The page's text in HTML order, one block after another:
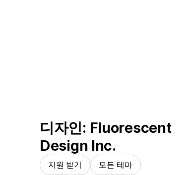
디자인: Fluorescent
Design Inc.
지원 받기 모든 테마